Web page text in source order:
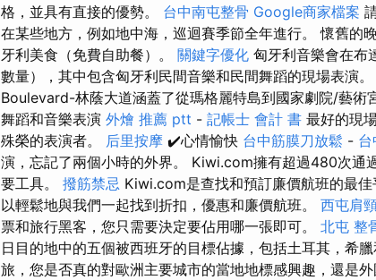
格，並具有直接的優勢。 台中南屯整骨 Google商家檔案
在某些地方，例如地中海，巡迴賽季節全年進行。 懷舊的
牙利美食（免費自助餐）。 關鍵字優化 匈牙利音樂會在布
數量），其中包含匈牙利民間音樂和民間舞蹈的現場表演。
Boulevard-林蔭大道涵蓋了從瑪格麗特島到國家劇院/藝術
舞蹈和音樂表演 外燴 推薦 ptt - 記帳士 會計 書 最好的現
殊榮的表演者。 后里按摩 ✔️心情愉快 台中筋膜刀放鬆 -
演，忘記了兩個小時的外界。 Kiwi.com擁有超過480次通
要工具。 撥筋禁忌 Kiwi.com是查找和預訂廉價航班的最佳
以輕鬆地與我們一起找到折扣，優惠和廉價航班。 西屯肩
票和旅行黑客，您只需要決定要佔用哪一張即可。 北屯 整
日目的地中的五個被西班牙的目標佔據，包括土耳其，希
旅，您是否真的對歐洲主要城市的當地地標感興趣，還是